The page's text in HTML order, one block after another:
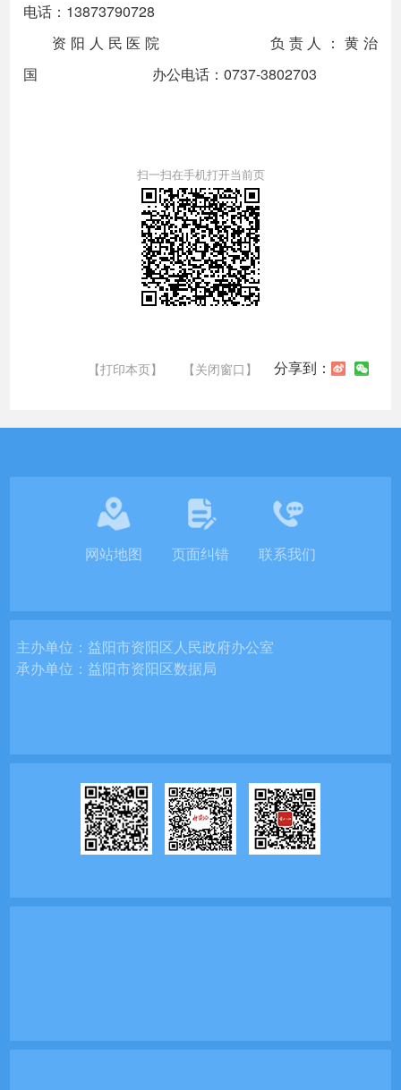
电话：13873790728
资阳人民医院 负责人：黄治
国 办公电话：0737-3802703
扫一扫在手机打开当前页
【打印本页】 【关闭窗口】 分享到：
网站地图 页面纠错 联系我们
主办单位：益阳市资阳区人民政府办公室
承办单位：益阳市资阳区数据局